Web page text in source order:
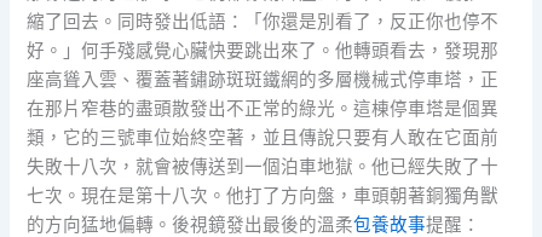
縮了回去。同時發出低語：「你還是別看了，反正你也停不
好。」何手殘感覺心臟快要跳出來了。他轉頭看去，發現那
座高聳入雲、覆蓋著鏽跡斑斑鐵網的多層機械式停車塔，正
在那片窄巷的盡頭散發出不正常的綠光。這棟停車塔是個異
類，它的三號車位始終空著，並且傳說只要有人敢在它面前
失敗十八次，就會被傳送到一個泊車地獄。他已經失敗了十
七次。現在是第十八次。他打了方向盤，車頭朝著銅獨角獸
的方向猛地偏轉。後視鏡發出最後的溫柔包養故事提醒：